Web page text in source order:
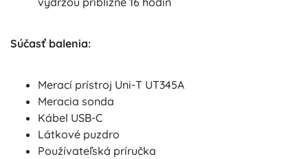
Súčasť balenia:
Merací prístroj Uni-T UT345A
Meracia sonda
Kábel USB-C
Látkové puzdro
Používateľská príručka